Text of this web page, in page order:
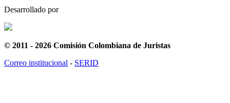
Desarrollado por
© 2011 - 2026 Comisión Colombiana de Juristas
Correo institucional - SERID